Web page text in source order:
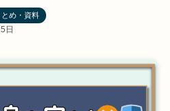
め・資料
日